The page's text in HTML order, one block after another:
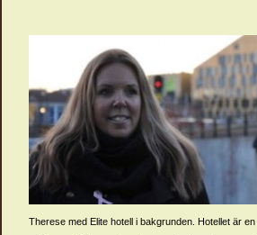
Therese med Elite hotell i bakgrunden. Hotellet är